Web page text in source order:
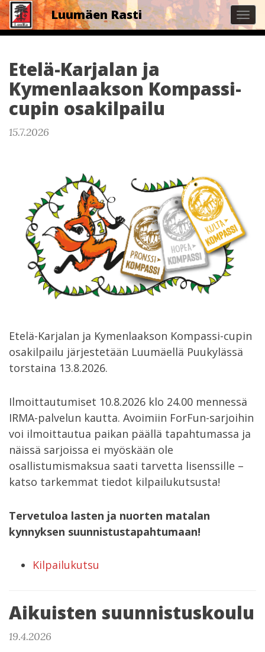
Luumäen Rasti
Etelä-Karjalan ja
Kymenlaakson Kompassi-
cupin osakilpailu
15.7.2026
Etelä-Karjalan ja Kymenlaakson Kompassi-cupin
osakilpailu järjestetään Luumäellä Puukylässä
torstaina 13.8.2026.
Ilmoittautumiset 10.8.2026 klo 24.00 mennessä
IRMA-palvelun kautta. Avoimiin ForFun-sarjoihin
voi ilmoittautua paikan päällä tapahtumassa ja
näissä sarjoissa ei myöskään ole
osallistumismaksua saati tarvetta lisenssille –
katso tarkemmat tiedot kilpailukutsusta!
Tervetuloa lasten ja nuorten matalan
kynnyksen suunnistustapahtumaan!
Kilpailukutsu
Aikuisten suunnistuskoulu
19.4.2026